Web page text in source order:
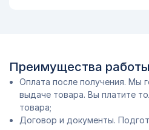
Преимущества
Оплата после получения. Мы
выдаче товара. Вы платите
товара;
Договор и документы.